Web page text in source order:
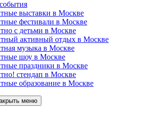
выставки в Москве
фестивали в Москве
с детьми в Москве
активный отдых в Москве
музыка в Москве
шоу в Москве
праздники в Москве
стендап в Москве
образование в Москве
меню